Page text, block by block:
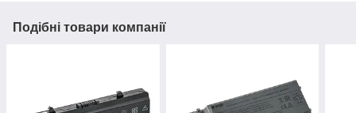
Подібні товари компанії